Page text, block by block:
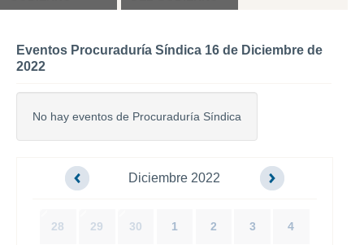
Eventos Procuraduría Síndica 16 de Diciembre de
2022
No hay eventos de Procuraduría Síndica
Diciembre 2022
28 29 30 1 2 3 4